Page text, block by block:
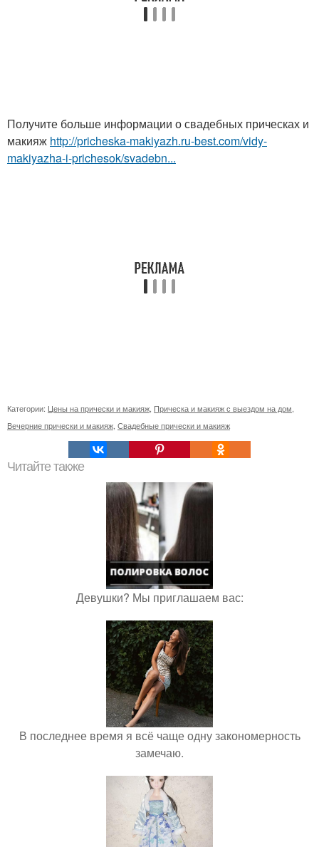
Получите больше информации о свадебных прическах и
макияж http://pricheska-makiyazh.ru-best.com/vidy-
makiyazha-i-prichesok/svadebn...
Категории: Цены на прически и макияж Прическа и макияж с выездом на дом
Вечерние прически и макияж Свадебные прически и макияж
Читайте также
Девушки? Мы приглашаем вас:
В последнее время я всё чаще одну закономерность
замечаю.